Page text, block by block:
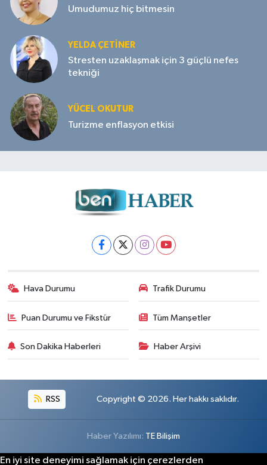
Umudumuz hiç bitmesin
YELDA ÇETİNER
Stresten uzaklaşmak için 3 güçlü nefes
tekniği
YÜCEL OKUTUR
Turizme enflasyon etkisi
Hava Durumu Trafik Durumu
Puan Durumu ve Fikstür Tüm Manşetler
Son Dakika Haberleri Haber Arşivi
RSS Copyright © 2026. Her hakkı saklıdır.
Haber Yazılımı: TE Bilişim
En iyi site deneyimi sağlamak için çerezlerden